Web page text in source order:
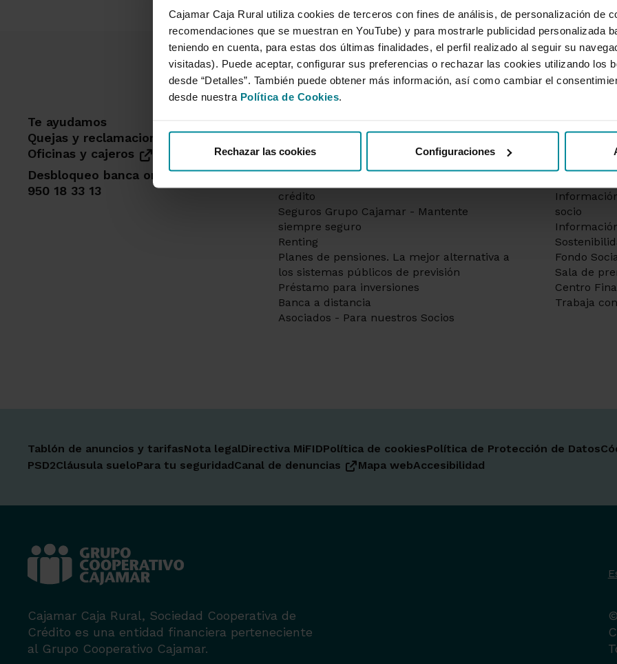
Cajamar Caja Rural utiliza cookies de terceros con fines de análisis, de personalización de
recomendaciones que se muestran en YouTube) y para mostrarle publicidad personalizada
teniendo en cuenta, para estas dos últimas finalidades, el perfil realizado al seguir su
visitadas). Puede aceptar, configurar sus preferencias o rechazar las cookies utilizando los
desde “Detalles”. También puede obtener más información, así como cambiar el
desde nuestra Política de Cookies
Rechazar las cookies Configuraciones
Te ayudamos
Quejas y reclamaciones
Oficinas y cajeros
Desbloqueo banca online
950 18 33 13
Cuentas a la vista
Solicitar hipoteca | Préstamos hipotecarios
crédito
Seguros Grupo Cajamar - Mantente
siempre seguro
Renting
Planes de pensiones. La mejor alternativa a
los sistemas públicos de previsión
Préstamo para inversiones
Banca a distancia
Asociados - Para nuestros Socios
Gobierno
socio
Fondo
Sala de
Centro
Trabaja
Tablón de anuncios y tarifasNota legalDirectiva MiFIDPolítica de cookiesPolítica de Protección de Datos
PSD2Cláusula sueloPara tu seguridadCanal de denuncias Mapa webAccesibilidad
Cajamar Caja Rural, Sociedad Cooperativa de
Crédito es una entidad financiera perteneciente
al Grupo Cooperativo Cajamar.